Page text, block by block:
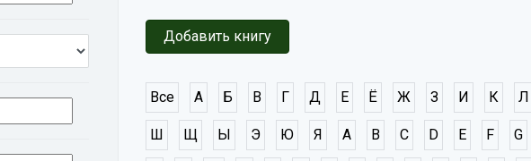
Добавить книгу
Все А Б В Г Д Е Ё Ж З И К Л
Ш Щ Ы Э Ю Я A B C D E F G